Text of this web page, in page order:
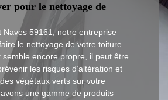
pour le nettoyage de
59161, notre entreprise
le nettoyage de votre toiture.
semble encore propre, il peut être
les risques d’altération et
végétaux verts sur votre
une gamme de produits